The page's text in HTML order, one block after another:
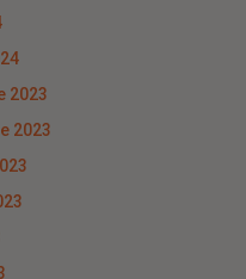
2023
2023